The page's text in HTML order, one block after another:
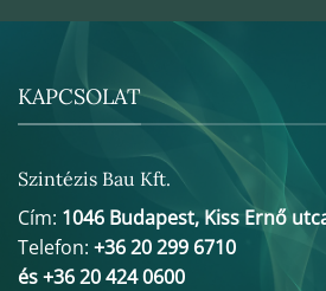
KAPCSOLAT
Szintézis Bau Kft.
Cím: 1046 Budapest, Kiss Ernő
Telefon: +36 20 299 6710
és +36 20 424 0600